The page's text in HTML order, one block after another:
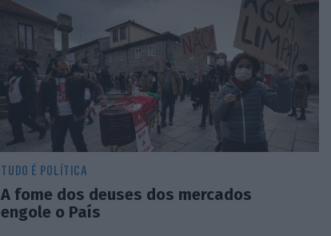
TUDO É POLÍTICA
A fome dos deuses dos mercados
engole o País